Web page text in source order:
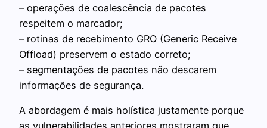
– operações de coalescência de pacotes
respeitem o marcador;
– rotinas de recebimento GRO (Generic Receive
Offload) preservem o estado correto;
– segmentações de pacotes não descarem
informações de segurança.
A abordagem é mais holística justamente porque